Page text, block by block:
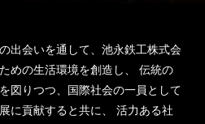
出会いを通して、池永鉄工株式会
めの生活環境を創造し、 伝統の
図りつつ、国際社会の一員として
に貢献すると共に、 活力ある社